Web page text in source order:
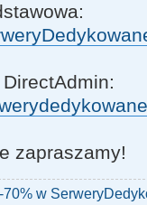
zapraszamy!
-70% w